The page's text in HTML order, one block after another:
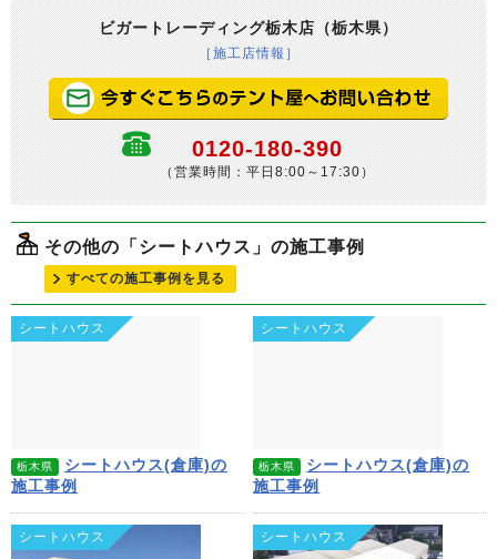
ビガートレーディング栃木店（栃木県）
［施工店情報］
0120-180-390
（営業時間：平日8:00～17:30）
その他の「シートハウス」の施工事例
すべての施工事例を見る
シートハウス
栃木県
シートハウス(倉庫)の
施工事例
シートハウス
栃木県
シートハウス(倉庫)の
施工事例
シートハウス シートハウス